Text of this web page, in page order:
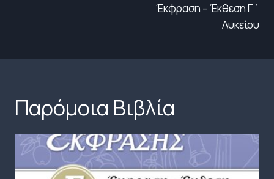
Έκφραση – Έκθεση Γ΄
Λυκείου
Παρόμοια Βιβλία